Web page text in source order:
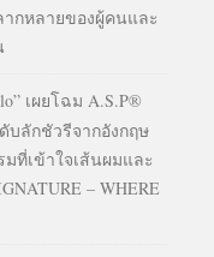
ากหลายของผู้คนและ
เผยโฉม A.S.P®
บลักชัวรีจากอังกฤษ
ที่เข้าใจเส้นผมและ
– WHERE